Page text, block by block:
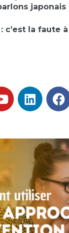
japonais
c’est la faute